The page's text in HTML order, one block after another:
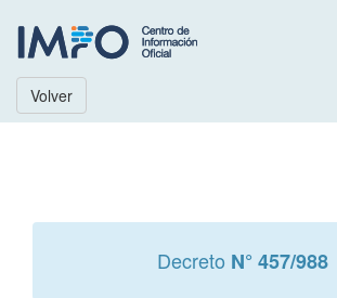
Volver
Decreto N° 457/988